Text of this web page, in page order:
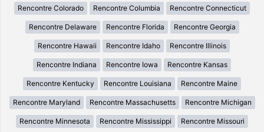
Rencontre Colorado Rencontre Columbia Rencontre Connecticut
Rencontre Delaware Rencontre Florida Rencontre Georgia
Rencontre Hawaii Rencontre Idaho Rencontre Illinois
Rencontre Indiana Rencontre Iowa Rencontre Kansas
Rencontre Kentucky Rencontre Louisiana Rencontre Maine
Rencontre Maryland Rencontre Massachusetts Rencontre Michigan
Rencontre Minnesota Rencontre Mississippi Rencontre Missouri